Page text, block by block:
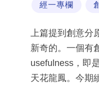
經一專欄
上篇提到創意分
新奇的。一個有
usefulness，即
天花龍鳳。今期